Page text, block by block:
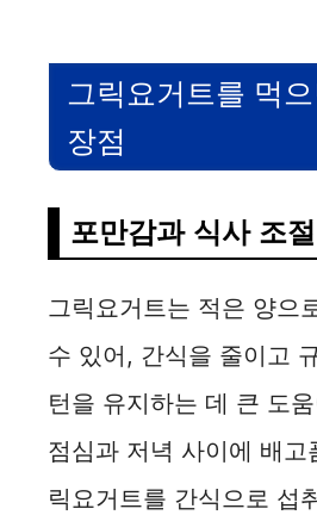
그릭요거트를 먹
장점
포만감과 식사 조절
그릭요거트는 적은 양으
수 있어, 간식을 줄이고
턴을 유지하는 데 큰 도
점심과 저녁 사이에 배고
릭요거트를 간식으로 섭